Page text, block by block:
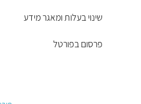
שינוי בעלות ומאגר מידע
פרסום בפורטל